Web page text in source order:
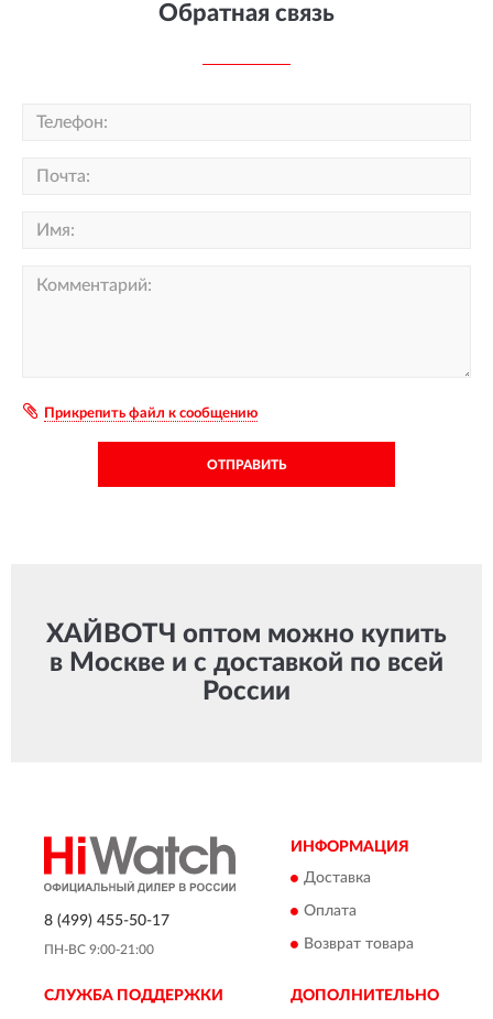
Обратная связь
Прикрепить файл к сообщению
ОТПРАВИТЬ
ХАЙВОТЧ оптом можно купить
в Москве и с доставкой по всей
России
8 (499) 455-50-17
ПН-ВС 9:00-21:00
ИНФОРМАЦИЯ
Доставка
Оплата
Возврат товара
СЛУЖБА ПОДДЕРЖКИ ДОПОЛНИТЕЛЬНО